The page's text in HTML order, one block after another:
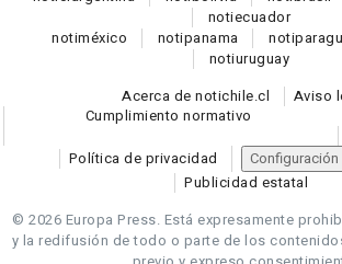
notiecuador
notiméxico notipanama noti
notiuruguay
Acerca de notichile.cl
Aviso
Cumplimiento normativo
Política de privacidad
Publicidad estatal
© 2026 Europa Press. Está expresamente
y la redifusión de todo o parte de los